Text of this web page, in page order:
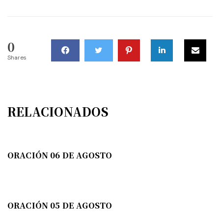
0
Shares
RELACIONADOS
ORACIÓN 06 DE AGOSTO
ORACIÓN 05 DE AGOSTO